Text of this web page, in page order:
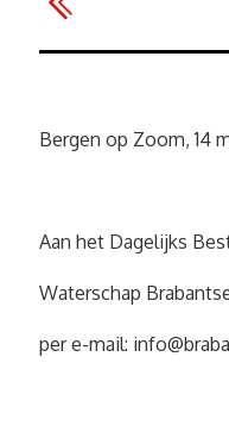
Bergen op Zoom, 14
Aan het Dagelijks
Waterschap
per e-mail: